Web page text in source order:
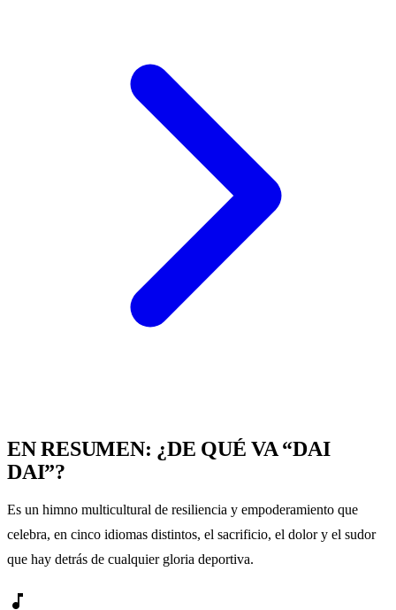
EN RESUMEN: ¿DE QUÉ VA “DAI
DAI”?
Es un himno multicultural de resiliencia y empoderamiento que
celebra, en cinco idiomas distintos, el sacrificio, el dolor y el sudor
que hay detrás de cualquier gloria deportiva.
music_note